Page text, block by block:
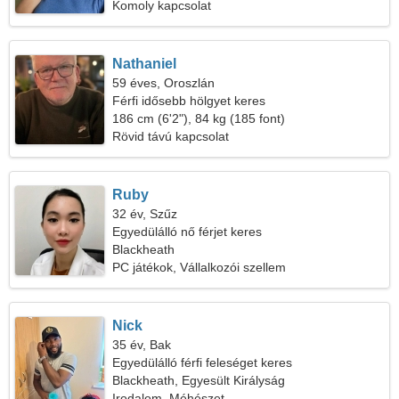
Komoly kapcsolat
Nathaniel
59 éves, Oroszlán
Férfi idősebb hölgyet keres
186 cm (6'2"), 84 kg (185 font)
Rövid távú kapcsolat
Ruby
32 év, Szűz
Egyedülálló nő férjet keres
Blackheath
PC játékok, Vállalkozói szellem
Nick
35 év, Bak
Egyedülálló férfi feleséget keres
Blackheath, Egyesült Királyság